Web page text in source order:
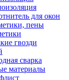
для окон
пены
гвозди
сварка
материалы